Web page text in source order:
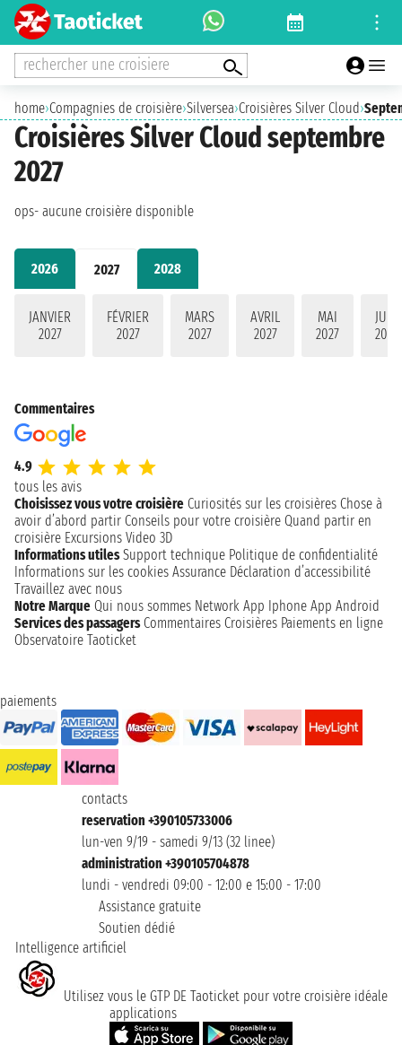
rechercher une croisiere
home›Compagnies de croisière›Silversea›Croisières Silver Cloud›
Croisières Silver Cloud septembre
2027
2026 2027 2028
JANVIER
2027
FÉVRIER
2027
MARS
2027
AVRIL
2027
MAI
2027
JUIN
2027
ops- aucune croisière disponible
Commentaires
4.9
tous les avis
Choisissez vous votre croisière Curiosités sur les croisières Chose à
avoir d’abord partir Conseils pour votre croisière Quand partir en
croisière Excursions Video 3D
Informations utiles Support technique Politique de confidentialité
Informations sur les cookies Assurance Déclaration d’accessibilité
Travaillez avec nous
Notre Marque Qui nous sommes Network App Iphone App Android
Services des passagers Commentaires Croisières Paiements en ligne
Observatoire Taoticket
paiements
contacts
reservation +390105733006
lun-ven 9/19 - samedi 9/13 (32 linee)
administration +390105704878
lundi - vendredi 09:00 - 12:00 e 15:00 - 17:00
Assistance gratuite
Soutien dédié
Intelligence artificiel
Utilisez vous le GTP DE Taoticket pour votre croisière idéale
applications